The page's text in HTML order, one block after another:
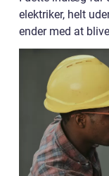
elektriker, helt
ender med at